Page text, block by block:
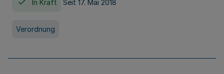
In Kraft Seit 17. Mai 2018
Verordnung